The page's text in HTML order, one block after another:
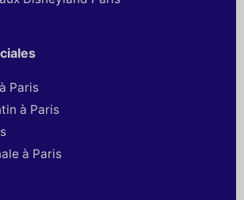
Paris
à Paris
à Paris